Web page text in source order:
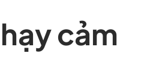
cảm